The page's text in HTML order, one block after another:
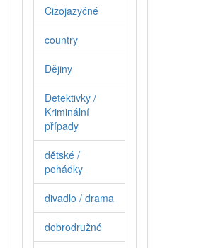
Cizojazyčné
country
Dějiny
Detektivky /
Kriminální
případy
dětské /
pohádky
divadlo / drama
dobrodružné